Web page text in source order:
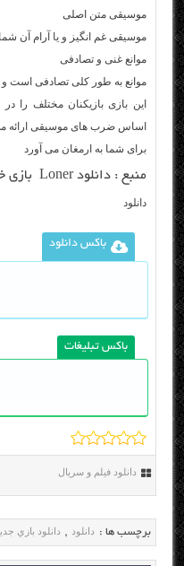
موسیقی متن اصلی
موسیقی غم انگیز و یا آرام آن
موانع غنی و تصادفی
موانع به طور کلی تصادفی
این بازی بازیکنان مختلف را
اساس ضرب های موسیقی ارائه
برای شما به ارمغان می آورد
منبع :دانلود Loner بازی خلبان تنها اندروید + مود
دانلود
باکس دانلود
باکس تبلیغات
دانلود فیلم و سریال
برچسب ها : دانلود , دانلود بازي